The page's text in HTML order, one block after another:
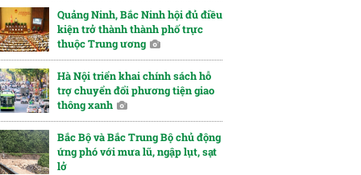
Quảng Ninh, Bắc Ninh hội đủ điều
kiện trở thành thành phố trực
thuộc Trung ương
Hà Nội triển khai chính sách hỗ
trợ chuyển đổi phương tiện giao
thông xanh
Bắc Bộ và Bắc Trung Bộ chủ động
ứng phó với mưa lũ, ngập lụt, sạt
lở